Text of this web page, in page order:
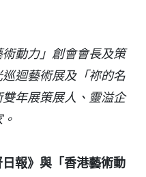
動力」創會會長及策
迴藝術展及「祢的名
年展策展人、靈溢企
報》與「香港藝術動